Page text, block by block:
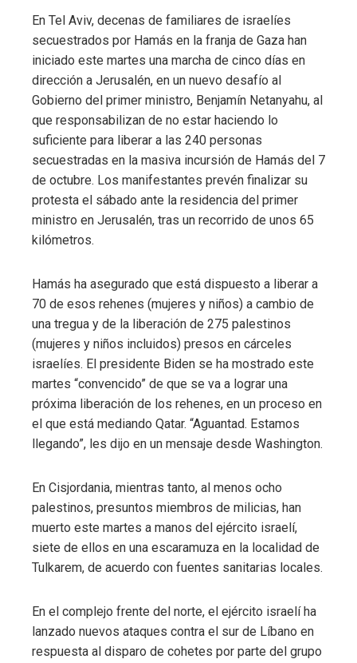
En Tel Aviv, decenas de familiares de israelíes
secuestrados por Hamás en la franja de Gaza han
iniciado este martes una marcha de cinco días en
dirección a Jerusalén, en un nuevo desafío al
Gobierno del primer ministro, Benjamín Netanyahu, al
que responsabilizan de no estar haciendo lo
suficiente para liberar a las 240 personas
secuestradas en la masiva incursión de Hamás del 7
de octubre. Los manifestantes prevén finalizar su
protesta el sábado ante la residencia del primer
ministro en Jerusalén, tras un recorrido de unos 65
kilómetros.
Hamás ha asegurado que está dispuesto a liberar a
70 de esos rehenes (mujeres y niños) a cambio de
una tregua y de la liberación de 275 palestinos
(mujeres y niños incluidos) presos en cárceles
israelíes. El presidente Biden se ha mostrado este
martes “convencido” de que se va a lograr una
próxima liberación de los rehenes, en un proceso en
el que está mediando Qatar. “Aguantad. Estamos
llegando”, les dijo en un mensaje desde Washington.
En Cisjordania, mientras tanto, al menos ocho
palestinos, presuntos miembros de milicias, han
muerto este martes a manos del ejército israelí,
siete de ellos en una escaramuza en la localidad de
Tulkarem, de acuerdo con fuentes sanitarias locales.
En el complejo frente del norte, el ejército israelí ha
lanzado nuevos ataques contra el sur de Líbano en
respuesta al disparo de cohetes por parte del grupo